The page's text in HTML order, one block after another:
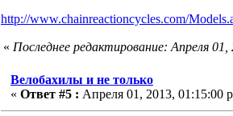
http://www.chainreactioncycles.com/
« Последнее редактирование: Апреля
Велобахилы и не только
« Ответ #5 : Апреля 01, 2013, 01:15:00